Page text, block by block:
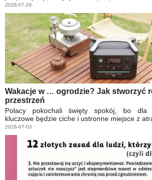
2026-07-26
Wakacje w … ogrodzie? Jak stworzyć
przestrzeń
Polacy pokochali święty spokój, bo dla
kluczowe będzie ciche i ustronne miejsce z
2026-07-03